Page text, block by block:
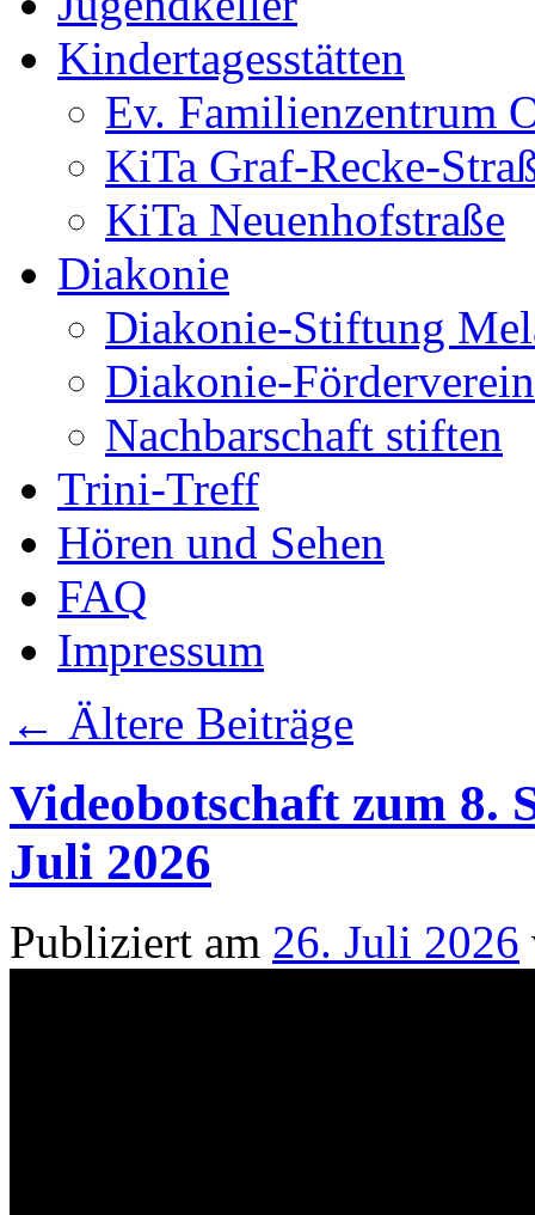
Kindertagesstätten
Ev. Familienzentrum
KiTa Graf-Recke-
KiTa Neuenhofstraße
Diakonie
Diakonie-Stiftung
Diakonie-
Nachbarschaft stiften
Trini-Treff
Hören und Sehen
FAQ
Impressum
← Ältere Beiträge
Videobotschaft zum 8.
Juli 2026
Publiziert am 26. Juli 2026